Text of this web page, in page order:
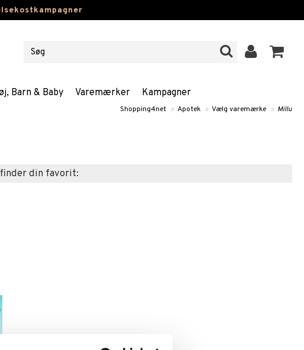
Barn & Baby Varemærker Kampagner
Shopping4net » Apotek » Vælg varemærke » Millu
din favorit: